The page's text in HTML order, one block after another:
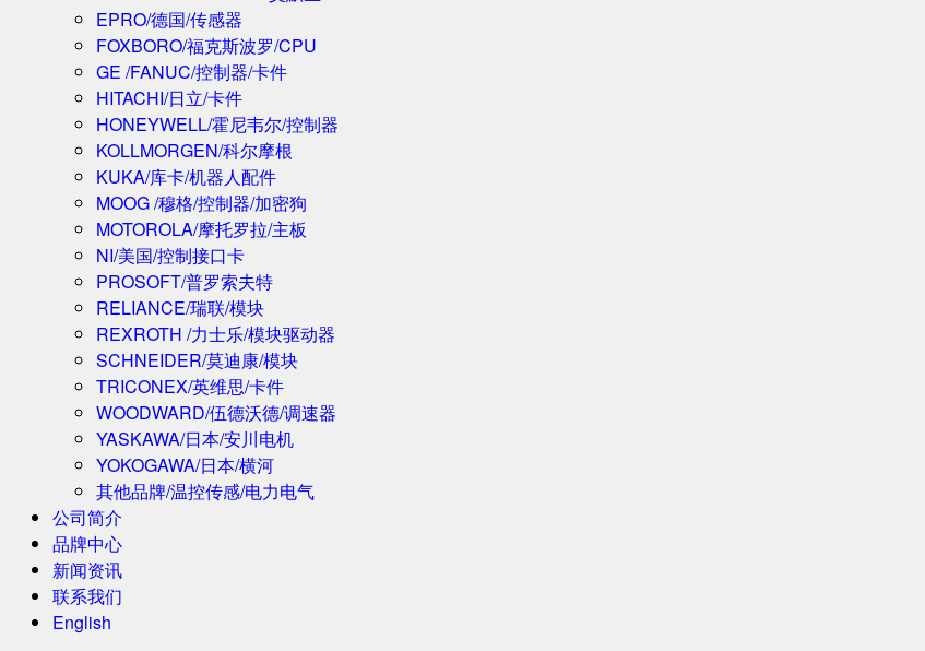
EPRO/德国/传感器
FOXBORO/福克斯波罗/CPU
GE /FANUC/控制器/卡件
HITACHI/日立/卡件
HONEYWELL/霍尼韦尔/控制器
KOLLMORGEN/科尔摩根
KUKA/库卡/机器人配件
MOOG /穆格/控制器/加密狗
MOTOROLA/摩托罗拉/主板
NI/美国/控制接口卡
PROSOFT/普罗索夫特
RELIANCE/瑞联/模块
REXROTH /力士乐/模块驱动器
SCHNEIDER/莫迪康/模块
TRICONEX/英维思/卡件
WOODWARD/伍德沃德/调速器
YASKAWA/日本/安川电机
YOKOGAWA/日本/横河
其他品牌/温控传感/电力电气
公司简介
品牌中心
新闻资讯
联系我们
English